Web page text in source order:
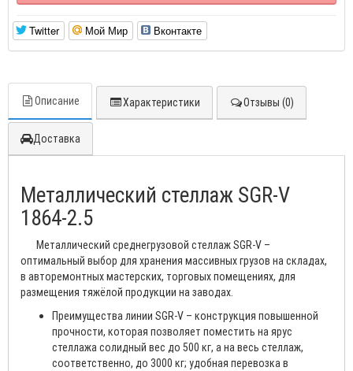
Twitter Мой Мир Вконтакте
Описание Характеристики Отзывы (0)
Доставка
Металлический стеллаж SGR-V
1864-2.5
Металлический среднегрузовой стеллаж SGR-V –
оптимальный выбор для хранения массивных грузов на складах,
в авторемонтных мастерских, торговых помещениях, для
размещения тяжёлой продукции на заводах.
Преимущества линии SGR-V – конструкция повышенной
прочности, которая позволяет поместить на ярус
стеллажа солидный вес до 500 кг, а на весь стеллаж,
соответственно, до 3000 кг; удобная перевозка в